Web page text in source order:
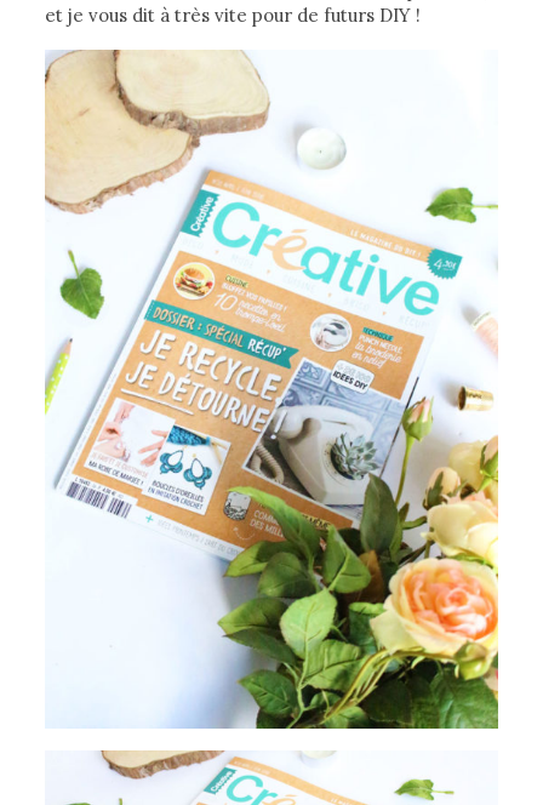
et je vous dit à très vite pour de futurs DIY !